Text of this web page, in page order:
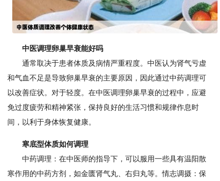
中医调理卵巢早衰能好吗
通常取决于患者体质及病情严重程度。中医认为肾气亏虚
和气血不足是导致卵巢早衰的主要原因，因此通过中药调理可
以改善症状。对于轻度。在中医调理卵巢早衰的过程中，应避
免过度疲劳和精神紧张，保持良好的生活习惯和规律作息时
间，以利于身体恢复健康。
寒底型体质如何调理
中药调理：在中医师的指导下，可以服用一些具有温阳散
寒作用的中药方剂，如金匮肾气丸、右归丸等。情志调摄：保